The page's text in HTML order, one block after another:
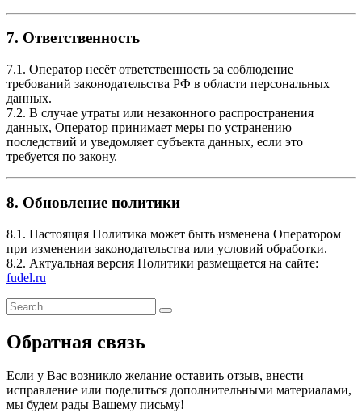
7. Ответственность
7.1. Оператор несёт ответственность за соблюдение
требований законодательства РФ в области персональных
данных.
7.2. В случае утраты или незаконного распространения
данных, Оператор принимает меры по устранению
последствий и уведомляет субъекта данных, если это
требуется по закону.
8. Обновление политики
8.1. Настоящая Политика может быть изменена Оператором
при изменении законодательства или условий обработки.
8.2. Актуальная версия Политики размещается на сайте:
fudel.ru
Search
for:
Search
Обратная связь
Если у Вас возникло желание оставить отзыв, внести
исправление или поделиться дополнительными материалами,
мы будем рады Вашему письму!